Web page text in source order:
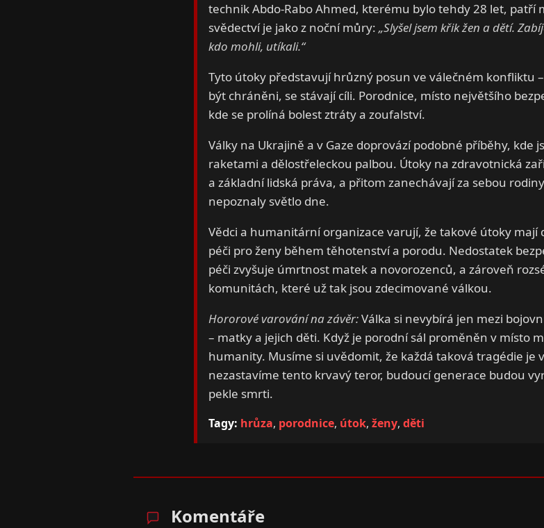
technik Abdo-Rabo Ahmed, kterému bylo tehdy 28 let, patří
svědectví je jako z noční můry: „Slyšel jsem křik žen a dětí.
kdo mohli, utíkali.“
Tyto útoky představují hrůzný posun ve válečném konfliktu
být chráněni, se stávají cíli. Porodnice, místo největšího
kde se prolíná bolest ztráty a zoufalství.
Války na Ukrajině a v Gaze doprovází podobné příběhy, kde
raketami a dělostřeleckou palbou. Útoky na zdravotnická
a základní lidská práva, a přitom zanechávají za sebou
nepoznaly světlo dne.
Vědci a humanitární organizace varují, že takové útoky mají
péči pro ženy během těhotenství a porodu. Nedostatek
péči zvyšuje úmrtnost matek a novorozenců, a zároveň
komunitách, které už tak jsou zdecimované válkou.
Hororové varování na závěr:Válka si nevybírá jen mezi
– matky a jejich děti. Když je porodní sál proměněn v místo
humanity. Musíme si uvědomit, že každá taková tragédie je
nezastavíme tento krvavý teror, budoucí generace budou
pekle smrti.
Tagy: hrůza, porodnice, útok, ženy, děti
Komentáře